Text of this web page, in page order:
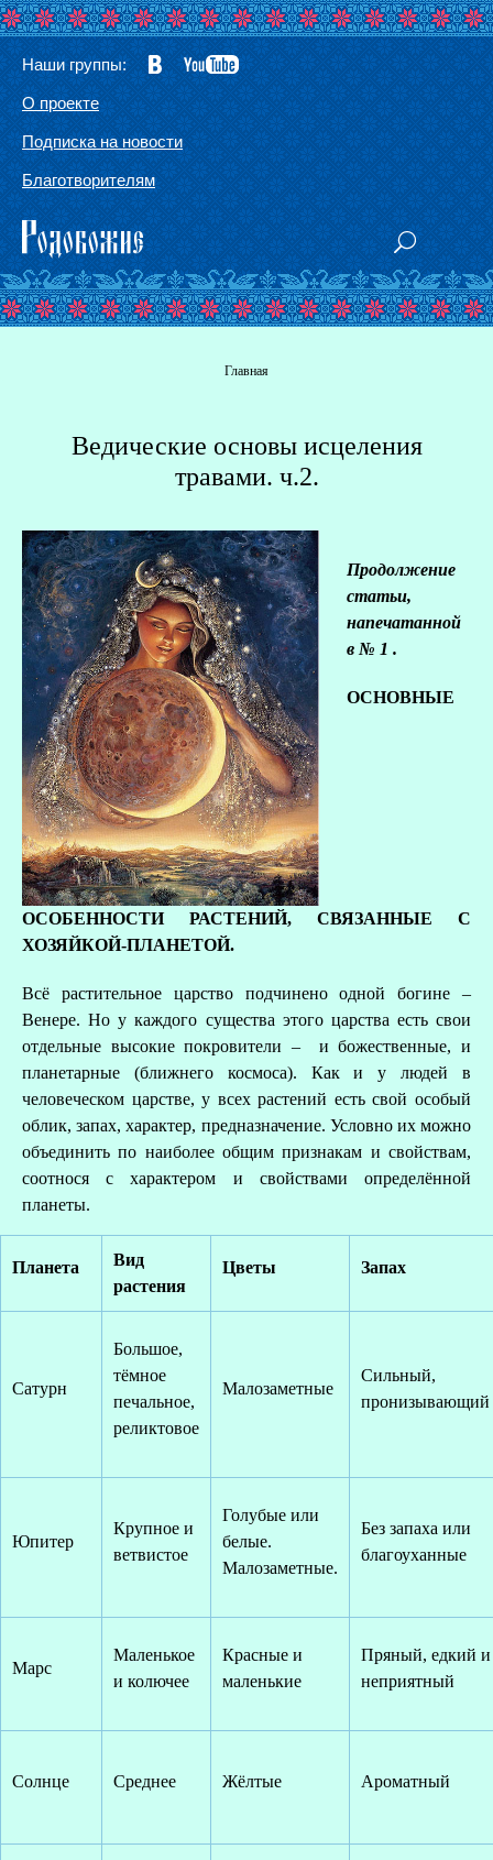
Наши группы:
О проекте
Подписка на новости
Благотворителям
Главная
Ведические основы исцеления
травами. ч.2.
Продолжение
статьи,
напечатанной
в № 1 .
ОСНОВНЫЕ
ОСОБЕННОСТИ РАСТЕНИЙ, СВЯЗАННЫЕ С
ХОЗЯЙКОЙ-ПЛАНЕТОЙ.
Всё растительное царство подчинено одной богине –
Венере. Но у каждого существа этого царства есть свои
отдельные высокие покровители – и божественные, и
планетарные (ближнего космоса). Как и у людей в
человеческом царстве, у всех растений есть свой особый
облик, запах, характер, предназначение. Условно их можно
объединить по наиболее общим признакам и свойствам,
соотнося с характером и свойствами определённой
планеты.
Планета
Вид
растения
Цветы Запах
Сатурн
Большое,
тёмное
печальное,
реликтовое
Малозаметные
Сильный,
пронизывающий
Юпитер
Крупное и
ветвистое
Голубые или
белые.
Малозаметные.
Без запаха или
благоуханные
Марс
Маленькое
и колючее
Красные и
маленькие
Пряный, едкий и
неприятный
Солнце Среднее Жёлтые Ароматный